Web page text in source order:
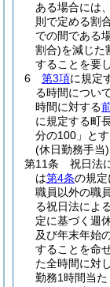
ある場合には
則で定める割
での間である
割合)を減じた
することを要
6
第3項に規定
る時間につい
時間に対する
に規定する町
分の100」とす
(休日勤務手当)
第11条
祝日法
は第4条の規
職員以外の職
る祝日法によ
定に基づく週
及び年末年始
することを命
た全時間に対
勤務1時間当